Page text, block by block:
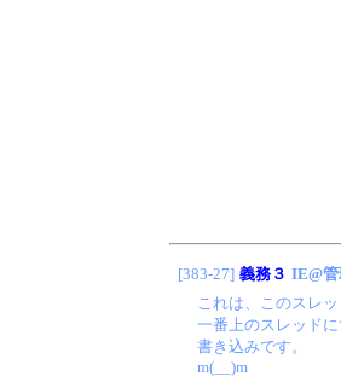
[383-27] 義務３ IE@管
これは、このスレ
一番上のスレッド
書き込みです。
m(__)m